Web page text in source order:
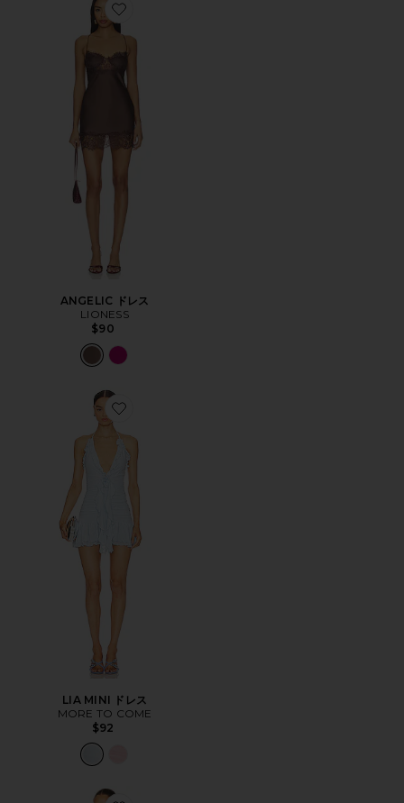
Favorite ANGELIC ドレス
ANGELIC ドレス
LIONESS
$90
Favorite LIA MINI ドレス
LIA MINI ドレス
MORE TO COME
$92